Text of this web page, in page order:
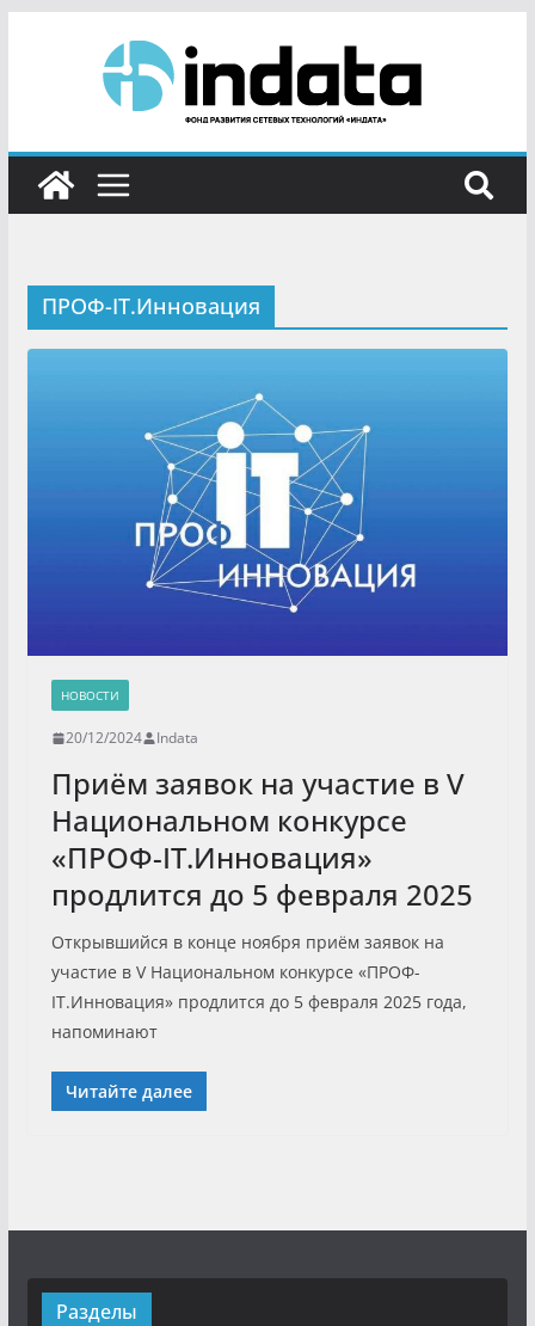
ПРОФ-IT.Инновация
НОВОСТИ
20/12/2024 Indata
Приём заявок на участие в V
Национальном конкурсе
«ПРОФ-IT.Инновация»
продлится до 5 февраля 2025
Открывшийся в конце ноября приём заявок на
участие в V Национальном конкурсе «ПРОФ-
IT.Инновация» продлится до 5 февраля 2025 года,
напоминают
Читайте далее
Разделы